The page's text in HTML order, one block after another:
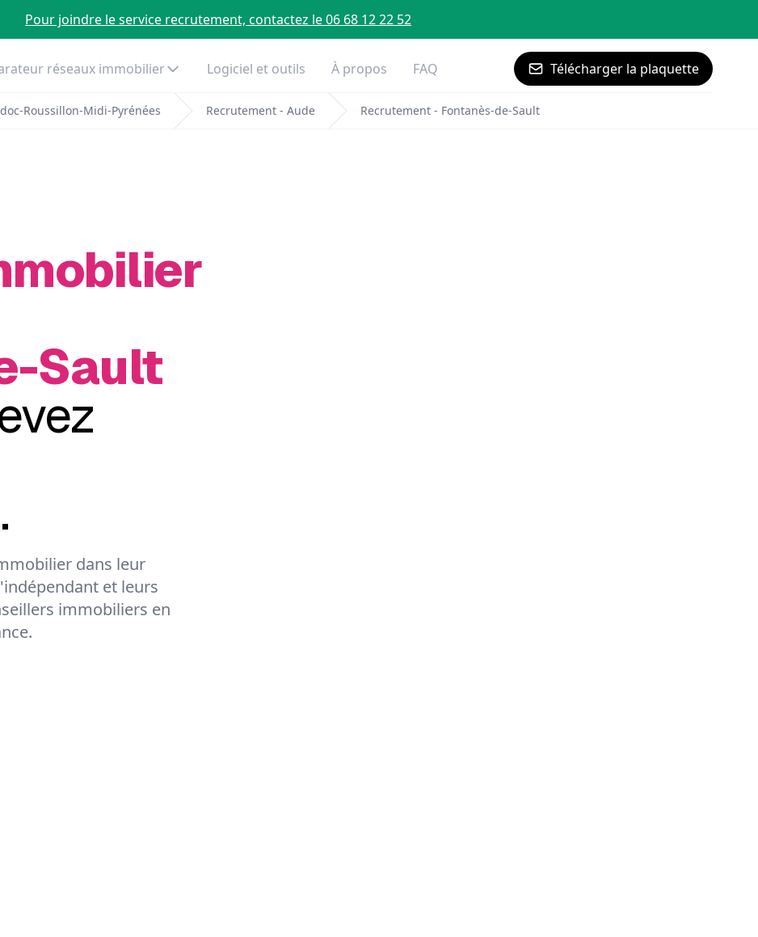
Pour joindre le service recrutement, contactez le 06 68 12 22 52
réseaux immobilier Logiciel et outils À propos FAQ Télécharger la plaquette
Roussillon-Midi-Pyrénées Recrutement - Aude Recrutement - Fontanès-de-Sault
Sault
dans leur
et leurs
immobiliers en